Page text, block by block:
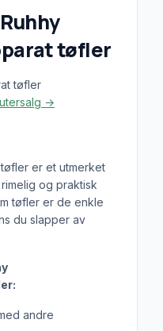
tøfler
→
er et utmerket
og praktisk
tøfler er de enkle
du slapper av
andre